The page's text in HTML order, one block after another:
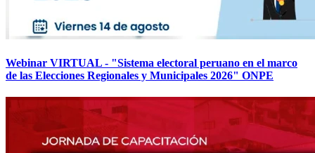
Webinar VIRTUAL - "Sistema electoral peruano en el marco
de las Elecciones Regionales y Municipales 2026" ONPE